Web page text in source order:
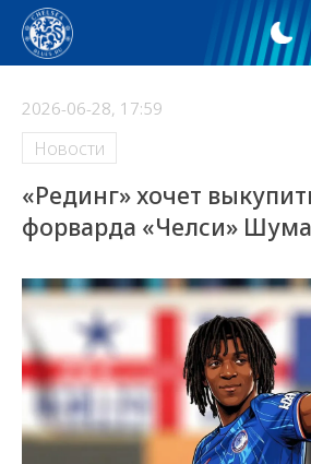
2026-06-28, 17:59
Новости
«Рединг» хочет
форварда «Челси»